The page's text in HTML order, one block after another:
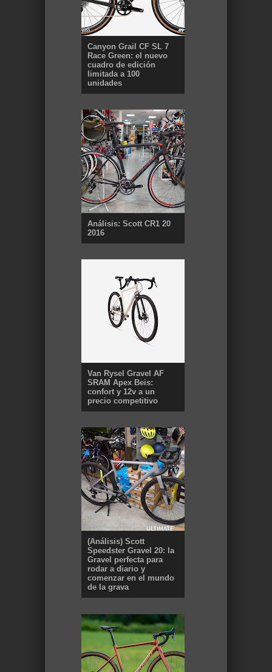
Canyon Grail CF SL 7
Race Green: el nuevo
cuadro de edición
limitada a 100
unidades
Análisis: Scott CR1 20
2016
Van Rysel Gravel AF
SRAM Apex Beis:
confort y 12v a un
precio competitivo
(Análisis) Scott
Speedster Gravel 20: la
Gravel perfecta para
rodar a diario y
comenzar en el mundo
de la grava